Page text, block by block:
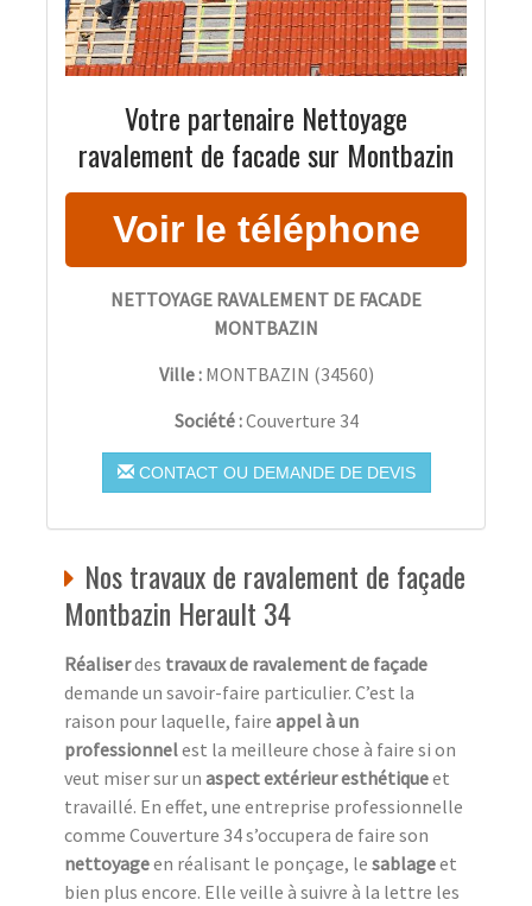
Votre partenaire Nettoyage
ravalement de facade sur Montbazin
NETTOYAGE RAVALEMENT DE FACADE
MONTBAZIN
Ville : MONTBAZIN (34560)
Société :Couverture 34
CONTACT OU DEMANDE DE DEVIS
Nos travaux de ravalement de façade
Montbazin Herault 34
Réaliserdes travaux de ravalement de façade
demande un savoir-faire particulier. C’est la
raison pour laquelle, faire appel à un
professionnelest la meilleure chose à faire si on
veut miser sur un aspect extérieur esthétiqueet
travaillé. En effet, une entreprise professionnelle
comme Couverture 34 s’occupera de faire son
nettoyageen réalisant le ponçage, le sablageet
bien plus encore. Elle veille à suivre à la lettre les